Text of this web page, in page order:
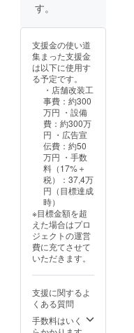
※2025
開催で
きる方
のみ
ジュー
後、支
援者様
のご指
定の場
所へ
ケータ
リング
いたし
ます。
※有効期
間：
2024年
10月〜
2025年
で ※別
途下田
からの
交通費
がかか
りま
す。
支援金の使い道
集まった支援金
は以下に使用す
る予定です。
・店舗改装工
事費：約300
万円 ・設備
費：約300万
円 ・広告宣
伝費：約50
万円 ・手数
料（17%＋
税）：37,4万
円（目標達成
時）
※目標金額を超
えた場合はプロ
ジェクトの運営
費に充てさせて
いただきます。
支援に関するよ
くある質問
手数料はいく